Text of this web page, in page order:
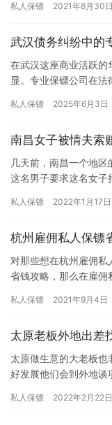
体…
私人保镖 2021年8月30日
武汉债务纠纷中的
在武汉这座商业活跃的
显。专业保镖公司在
为委托…
私人保镖 2025年6月3日
南昌女子被情夫索
几天前，南昌一个地区
这名男子要求这名女子
脸后频…
私人保镖 2022年1月17日
杭州雇佣私人保镖
对那些想在杭州雇佣
省钱攻略，那么在雇佣
下吧…
私人保镖 2021年9月4日
太原老板外地出差
太原做生意的大老板
好发展他们会到外地谈
自己。…
私人保镖 2022年2月22日